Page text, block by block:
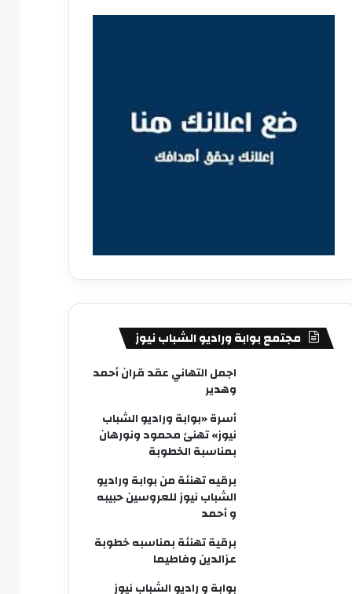
مجتمع بوابة وراديو الشباب نيوز
اجمل التهاني عقد قران أحمد
وهدير
أسرة «بوابة وراديو الشباب
نيوز» تهنئ محمود ونورهان
بمناسبة الخطوبة
برقيه تهنئة من بوابة وراديو
الشباب نيوز للعروسين حبيبه
و أحمد
برقية تهنئة بمناسبه خطوبة
عزالدين وفاطيما
بوابة و راديو الشباب نيوز